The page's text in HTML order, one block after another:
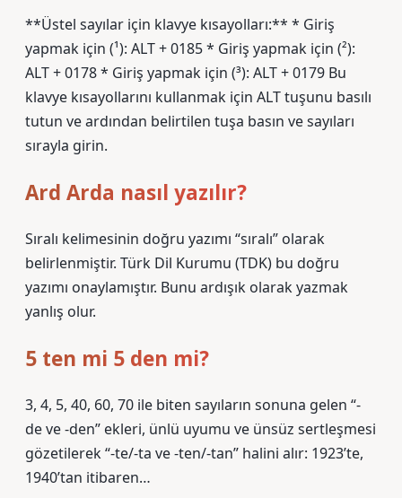
**Üstel sayılar için klavye kısayolları:** * Giriş
yapmak için (¹): ALT + 0185 * Giriş yapmak için (²):
ALT + 0178 * Giriş yapmak için (³): ALT + 0179 Bu
klavye kısayollarını kullanmak için ALT tuşunu basılı
tutun ve ardından belirtilen tuşa basın ve sayıları
sırayla girin.
Ard Arda nasıl yazılır?
Sıralı kelimesinin doğru yazımı “sıralı” olarak
belirlenmiştir. Türk Dil Kurumu (TDK) bu doğru
yazımı onaylamıştır. Bunu ardışık olarak yazmak
yanlış olur.
5 ten mi 5 den mi?
3, 4, 5, 40, 60, 70 ile biten sayıların sonuna gelen “-
de ve -den” ekleri, ünlü uyumu ve ünsüz sertleşmesi
gözetilerek “-te/-ta ve -ten/-tan” halini alır: 1923’te,
1940’tan itibaren…